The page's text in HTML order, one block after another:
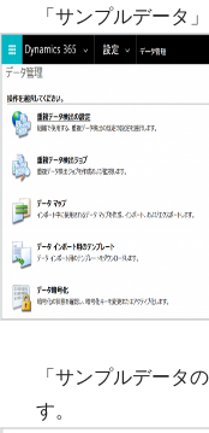
「サンプルデータ
「サンプルデータ
す。